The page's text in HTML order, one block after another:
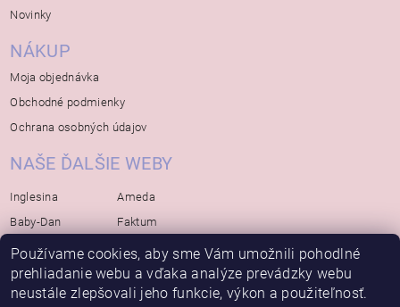
Novinky
NÁKUP
Moja objednávka
Obchodné podmienky
Ochrana osobných údajov
NAŠE ĎALŠIE WEBY
Inglesina
Baby-Dan
Rialto
Bébé-Jou
Avova
Ameda
Faktum
Koelstra
Bambino-Mio
Používame cookies, aby sme Vám umožnili pohodlné
prehliadanie webu a vďaka analýze prevádzky webu
neustále zlepšovali jeho funkcie, výkon a použiteľnosť.